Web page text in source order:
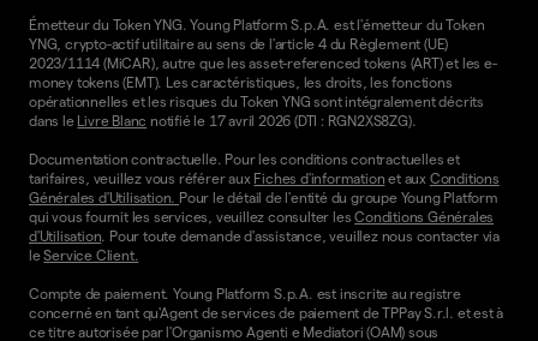
Émetteur du Token YNG. Young Platform S.p.A. est l'émetteur du Token
YNG, crypto-actif utilitaire au sens de l'article 4 du Règlement (UE)
2023/1114 (MiCAR), autre que les asset-referenced tokens (ART) et les e-
money tokens (EMT). Les caractéristiques, les droits, les fonctions
opérationnelles et les risques du Token YNG sont intégralement décrits
dans le Livre Blanc notifié le 17 avril 2026 (DTI : RGN2XS8ZG).
Documentation contractuelle. Pour les conditions contractuelles et
tarifaires, veuillez vous référer aux Fiches d'information et aux Conditions
Générales d'Utilisation. Pour le détail de l'entité du groupe Young Platform
qui vous fournit les services, veuillez consulter lesConditions Générales
d'Utilisation. Pour toute demande d'assistance, veuillez nous contacter via
leService Client.
Compte de paiement. Young Platform S.p.A. est inscrite au registre
concerné en tant qu'Agent de services de paiement de TPPay S.r.l. et est à
ce titre autorisée par l'Organismo Agenti e Mediatori (OAM) sous